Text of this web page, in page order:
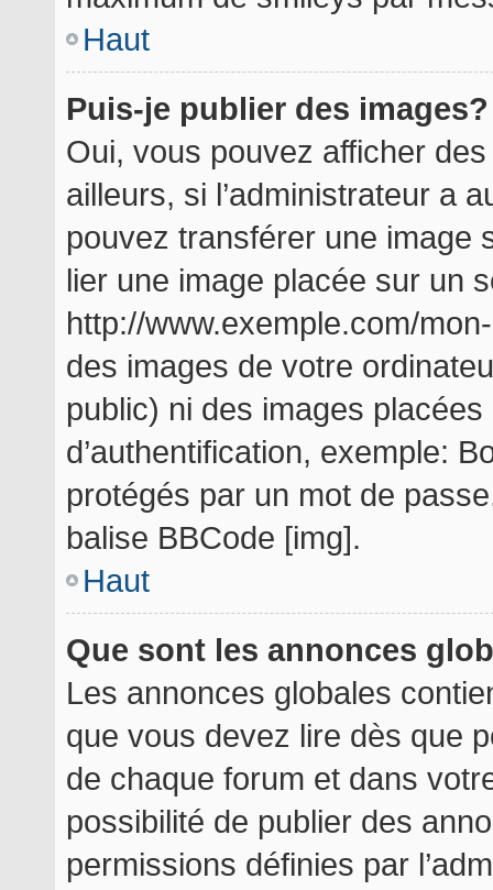
Haut
Puis-je publier des images?
Oui, vous pouvez afficher
ailleurs, si l’administrateur a
pouvez transférer une image
lier une image placée sur un
http://www.exemple.com/
des images de votre
public) ni des images
d’authentification, exemple:
protégés par un mot de
balise BBCode [img].
Haut
Que sont les annonces
Les annonces globales
que vous devez lire dès que
de chaque forum et dans
possibilité de publier des
permissions définies par